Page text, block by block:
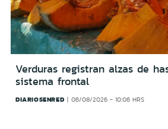
Verduras registran alzas de
sistema frontal
DIARIOSENRED 06/08/2026 - 10:06 HRS